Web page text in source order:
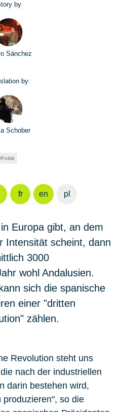
by
Sánchez
by:
Schober
Politik
fr en pl
Europa gibt, an dem
Intensität scheint, dann
3000
wohl Andalusien.
sich die spanische
einer "dritten
zählen.
Revolution steht uns
nach der industriellen
darin bestehen wird,
so die